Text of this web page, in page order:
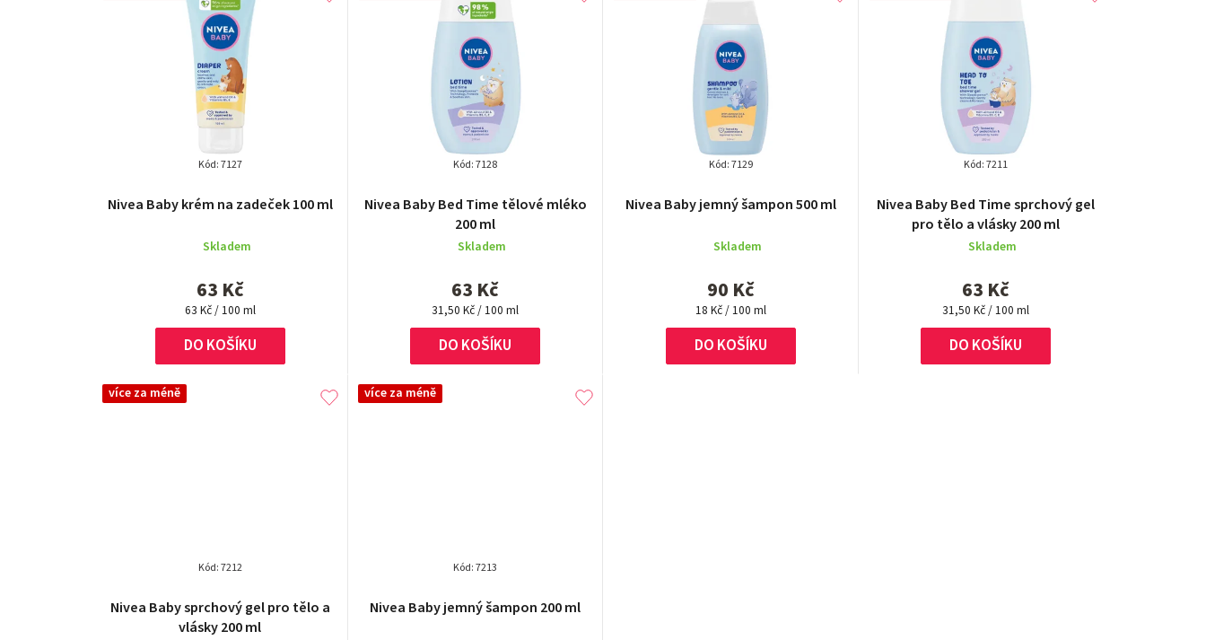
Nivea Baby krém na zadeček 100 ml
Skladem
63 Kč
Měrná
cena:
63 Kč / 100 ml
DO KOŠÍKU
Kód:7127
Nivea Baby Bed Time tělové mléko
200 ml
Skladem
63 Kč
Měrná
cena:
31,50 Kč / 100 ml
DO KOŠÍKU
Kód:7128
Nivea Baby jemný šampon 500 ml
Skladem
90 Kč
Měrná
cena:
18 Kč / 100 ml
DO KOŠÍKU
Kód:7129
Nivea Baby Bed Time sprchový gel
pro tělo a vlásky 200 ml
Skladem
63 Kč
Měrná
cena:
31,50 Kč / 100 ml
DO KOŠÍKU
Kód:7211
více za méně
Nivea Baby sprchový gel pro tělo a
vlásky 200 ml
Kód:7212
více za méně
Nivea Baby jemný šampon 200 ml
Kód:7213